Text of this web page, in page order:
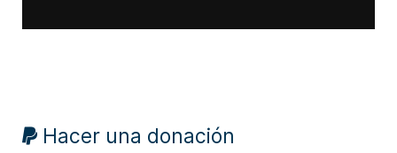
Hacer una donación